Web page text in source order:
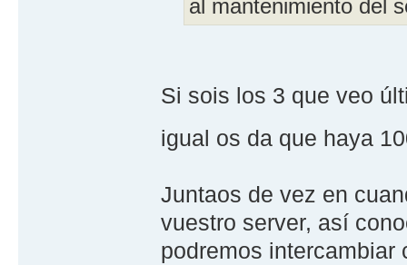
al mantenimiento del
Si sois los 3 que veo
igual os da que haya
Juntaos de vez en
vuestro server, así
podremos